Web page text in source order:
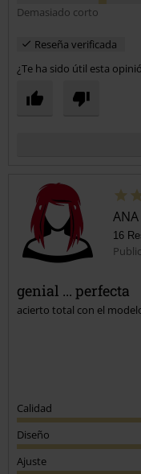
Demasiado corto
Reseña verificada
¿Te ha sido útil esta
Enviar comentario
ANA
16
genial ... perfecta
acierto total con el
Calidad
Diseño
Ajuste